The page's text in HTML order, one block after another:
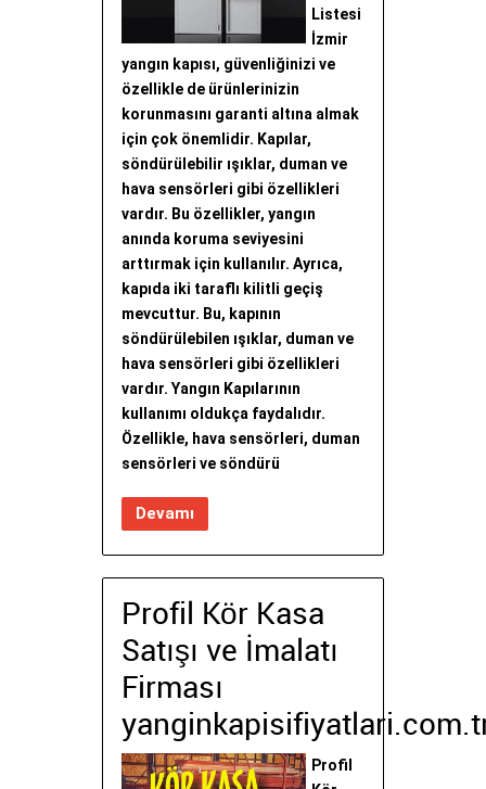
Listesi
İzmir
yangın kapısı, güvenliğinizi ve
özellikle de ürünlerinizin
korunmasını garanti altına almak
için çok önemlidir. Kapılar,
söndürülebilir ışıklar, duman ve
hava sensörleri gibi özellikleri
vardır. Bu özellikler, yangın
anında koruma seviyesini
arttırmak için kullanılır. Ayrıca,
kapıda iki taraflı kilitli geçiş
mevcuttur. Bu, kapının
söndürülebilen ışıklar, duman ve
hava sensörleri gibi özellikleri
vardır. Yangın Kapılarının
kullanımı oldukça faydalıdır.
Özellikle, hava sensörleri, duman
sensörleri ve söndürü
Devamı
Profil Kör Kasa
Satışı ve İmalatı
Firması
Profil